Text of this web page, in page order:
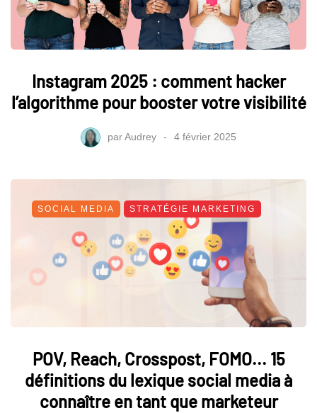
Instagram 2025 : comment hacker
l’algorithme pour booster votre visibilité
parAudrey 4 février 2025
SOCIAL MEDIA STRATÉGIE MARKETING
POV, Reach, Crosspost, FOMO... 15
définitions du lexique social media à
connaître en tant que marketeur